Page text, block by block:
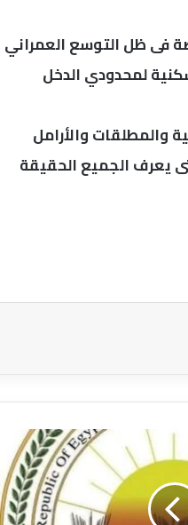
فى ظل التوسع العمراني
لمحدودي الدخل
والمطلقات والأرامل
يعرف الجميع الحقيقة